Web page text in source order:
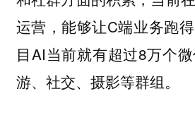
运营，能够让C端业务跑
目AI当前就有超过8万个
游、社交、摄影等群组。